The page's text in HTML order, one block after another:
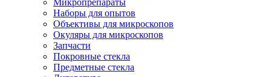
Микропрепараты
Наборы для опытов
Объективы для микроскопов
Окуляры для микроскопов
Запчасти
Покровные стекла
Предметные стекла